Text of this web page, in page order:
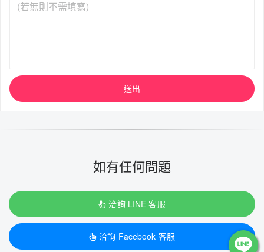
送出
如有任何問題
洽詢 LINE 客服
洽詢 Facebook 客服